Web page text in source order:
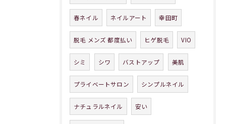
春ネイル ネイルアート 幸田町
脱毛 メンズ 都度払い ヒゲ脱毛 VIO
シミ シワ バストアップ 美肌
プライベートサロン シンプルネイル
ナチュラルネイル 安い